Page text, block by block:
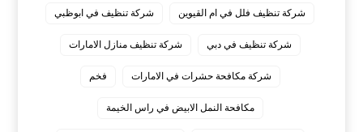
شركة تنظيف فلل في ام القيوين شركة تنظيف في ابوظبي
شركة تنظيف في دبي شركة تنظيف منازل الامارات
شركة مكافحة حشرات في الامارات فخم
مكافحة النمل الابيض في راس الخيمة